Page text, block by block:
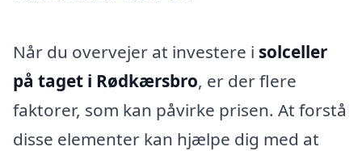
Når du overvejer at investere i solceller
på taget i Rødkærsbro, er der flere
faktorer, som kan påvirke prisen. At forstå
disse elementer kan hjælpe dig med at